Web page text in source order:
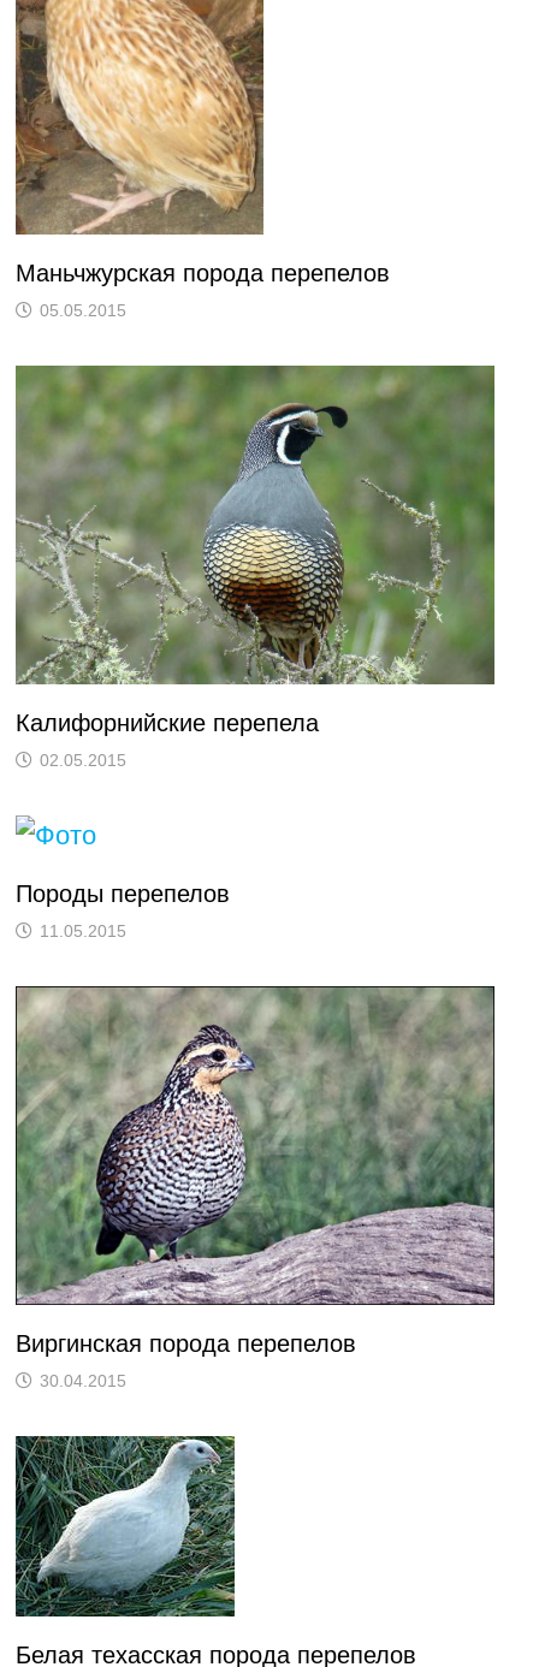
Маньчжурская порода перепелов
05.05.2015
Калифорнийские перепела
02.05.2015
Породы перепелов
11.05.2015
Виргинская порода перепелов
30.04.2015
Белая техасская порода перепелов